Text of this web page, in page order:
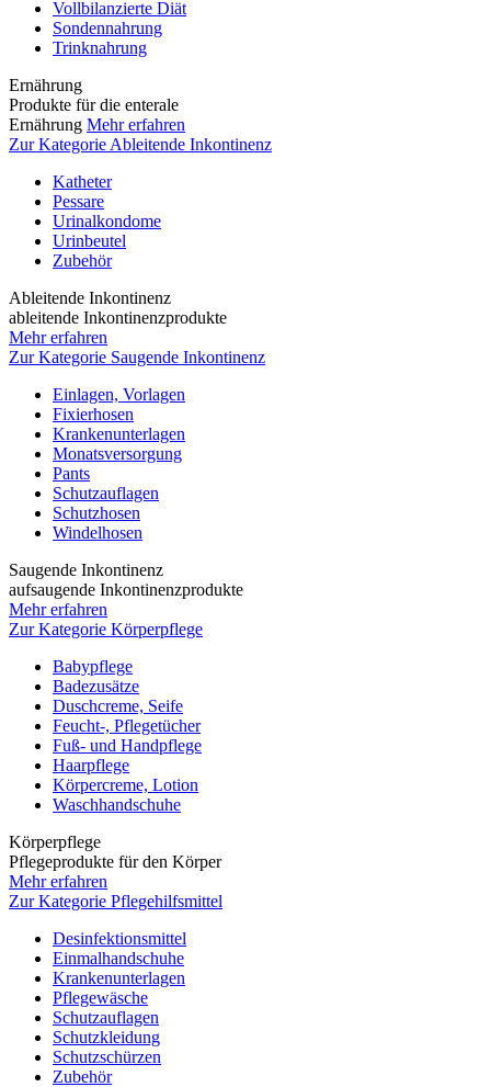
Vollbilanzierte Diät
Sondennahrung
Trinknahrung
Ernährung
Produkte für die enterale
Ernährung Mehr erfahren
Zur Kategorie Ableitende Inkontinenz
Katheter
Pessare
Urinalkondome
Urinbeutel
Zubehör
Ableitende Inkontinenz
ableitende Inkontinenzprodukte
Mehr erfahren
Zur Kategorie Saugende Inkontinenz
Einlagen, Vorlagen
Fixierhosen
Krankenunterlagen
Monatsversorgung
Pants
Schutzauflagen
Schutzhosen
Windelhosen
Saugende Inkontinenz
aufsaugende Inkontinenzprodukte
Mehr erfahren
Zur Kategorie Körperpflege
Babypflege
Badezusätze
Duschcreme, Seife
Feucht-, Pflegetücher
Fuß- und Handpflege
Haarpflege
Körpercreme, Lotion
Waschhandschuhe
Körperpflege
Pflegeprodukte für den Körper
Mehr erfahren
Zur Kategorie Pflegehilfsmittel
Desinfektionsmittel
Einmalhandschuhe
Krankenunterlagen
Pflegewäsche
Schutzauflagen
Schutzkleidung
Schutzschürzen
Zubehör